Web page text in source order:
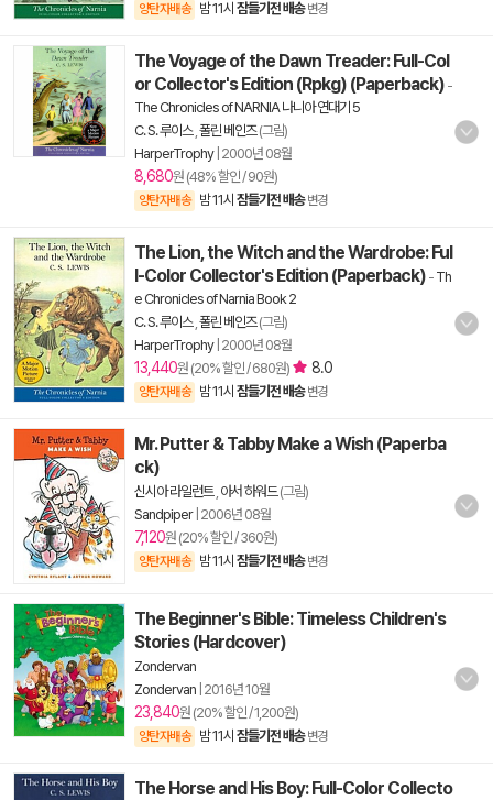
양탄자배송 밤 11시 잠들기전 배송 변경
The Voyage of the Dawn Treader: Full-Col
or Collector's Edition (Rpkg) (Paperback) -
The Chronicles of NARNIA 나니아 연대기 5
C. S. 루이스, 폴린 베인즈(그림)
HarperTrophy| 2000년 08월
8,680원 (48% 할인 / 90원)
양탄자배송 밤 11시 잠들기전 배송 변경
The Lion, the Witch and the Wardrobe: Ful
l-Color Collector's Edition (Paperback) - Th
e Chronicles of Narnia Book 2
C. S. 루이스, 폴린 베인즈(그림)
HarperTrophy| 2000년 08월
13,440원 (20% 할인 / 680원) 8.0
양탄자배송 밤 11시 잠들기전 배송 변경
Mr. Putter & Tabby Make a Wish (Paperba
ck)
신시아 라일런트, 아서 하워드(그림)
Sandpiper| 2006년 08월
7,120원 (20% 할인 / 360원)
양탄자배송 밤 11시 잠들기전 배송 변경
The Beginner's Bible: Timeless Children's
Stories (Hardcover)
Zondervan
Zondervan 2016년 10월
23,840원 (20% 할인 / 1,200원)
양탄자배송 밤 11시 잠들기전 배송 변경
The Horse and His Boy: Full-Color Collecto